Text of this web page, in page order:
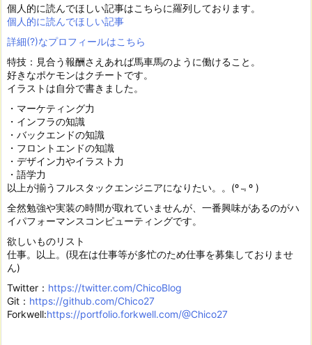
個人的に読んでほしい記事はこちらに羅列しております。
個人的に読んでほしい記事
詳細(?)なプロフィールはこちら
特技：見合う報酬さえあれば馬車馬のように働けること。
好きなポケモンはクチートです。
イラストは自分で書きました。
・マーケティング力
・インフラの知識
・バックエンドの知識
・フロントエンドの知識
・デザイン力やイラスト力
・語学力
以上が揃うフルスタックエンジニアになりたい。。(º﹃º )
全然勉強や実装の時間が取れていませんが、一番興味があるのがハ
イパフォーマンスコンピューティングです。
欲しいものリスト
仕事。以上。(現在は仕事等が多忙のため仕事を募集しておりませ
ん)
Twitter： https://twitter.com/ChicoBlog
Git： https://github.com/Chico27
Forkwell:https://portfolio.forkwell.com/@Chico27